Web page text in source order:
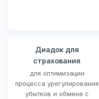
Диадок для
страхования
для оптимизации
процесса урегулирования
убытков и обмена с